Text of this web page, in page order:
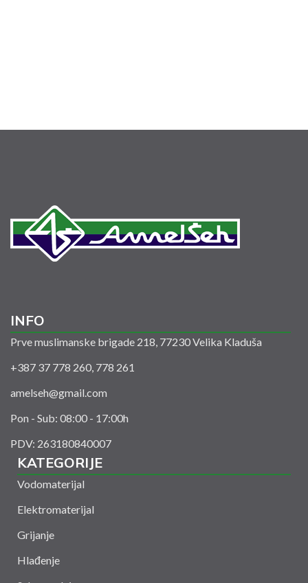
INFO
Prve muslimanske brigade 218, 77230 Velika Kladuša
+387 37 778 260, 778 261
amelseh@gmail.com
Pon - Sub: 08:00 - 17:00h
PDV: 263180840007
KATEGORIJE
Vodomaterijal
Elektromaterijal
Grijanje
Hlađenje